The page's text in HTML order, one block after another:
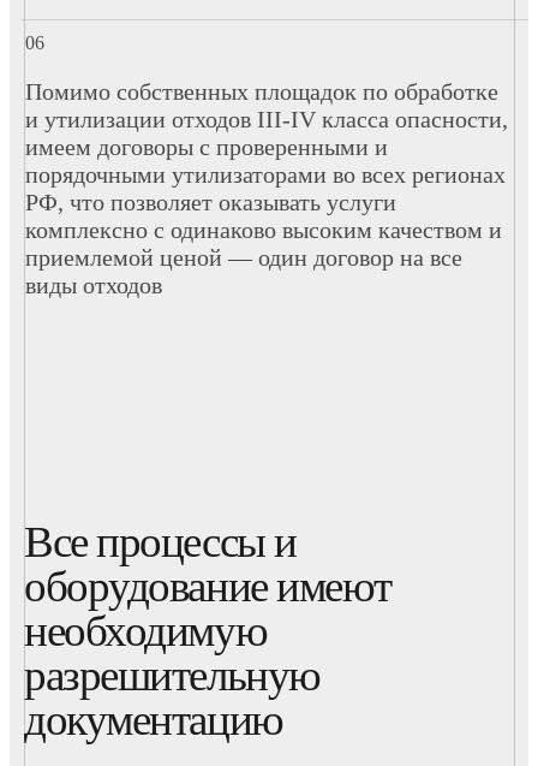
Помимо собственных площадок по обработке
и утилизации отходов III-IV класса опасности,
имеем договоры с проверенными и
порядочными утилизаторами во всех регионах
РФ, что позволяет оказывать услуги
комплексно с одинаково высоким качеством и
приемлемой ценой — один договор на все
виды отходов
Все процессы и
оборудование имеют
необходимую
разрешительную
документацию